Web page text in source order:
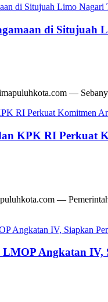
di Situjuah
—
KPK RI Perkuat
—
Angkatan